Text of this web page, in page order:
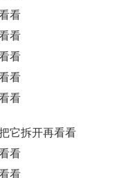
它拆开再看看